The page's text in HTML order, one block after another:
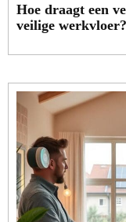
Hoe draagt een
veilige werkvloer?